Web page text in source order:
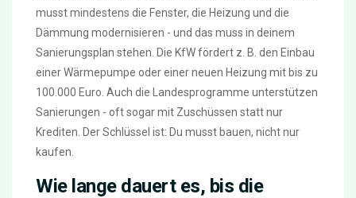
musst mindestens die Fenster, die Heizung und die
Dämmung modernisieren - und das muss in deinem
Sanierungsplan stehen. Die KfW fördert z. B. den Einbau
einer Wärmepumpe oder einer neuen Heizung mit bis zu
100.000 Euro. Auch die Landesprogramme unterstützen
Sanierungen - oft sogar mit Zuschüssen statt nur
Krediten. Der Schlüssel ist: Du musst bauen, nicht nur
kaufen.
Wie lange dauert es, bis die